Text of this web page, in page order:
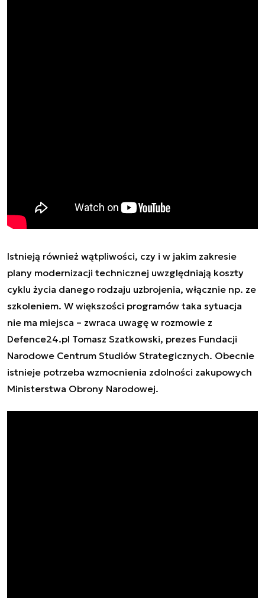
Istnieją również wątpliwości, czy i w jakim zakresie
plany modernizacji technicznej uwzględniają koszty
cyklu życia danego rodzaju uzbrojenia, włącznie np. ze
szkoleniem. W większości programów taka sytuacja
nie ma miejsca – zwraca uwagę w rozmowie z
Defence24.pl Tomasz Szatkowski, prezes Fundacji
Narodowe Centrum Studiów Strategicznych. Obecnie
istnieje potrzeba wzmocnienia zdolności zakupowych
Ministerstwa Obrony Narodowej.